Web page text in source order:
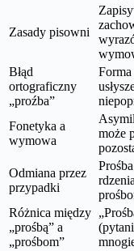
Zasady pisowni
Błąd
ortograficzny
„proźba”
Forma
Fonetyka a
wymowa
może
Odmiana przez
przypadki
Różnica między
„prośbą” a
„prośbom”